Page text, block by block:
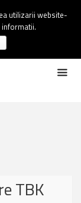
TBK
utilizarii website-
informatii.